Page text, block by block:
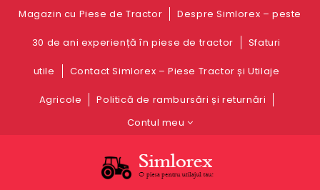
Magazin cu Piese de Tractor Despre Simlorex – peste
30 de ani experiență în piese de tractor Sfaturi
utile Contact Simlorex – Piese Tractor și Utilaje
Agricole
Politică de rambursări și returnări
Contul meu